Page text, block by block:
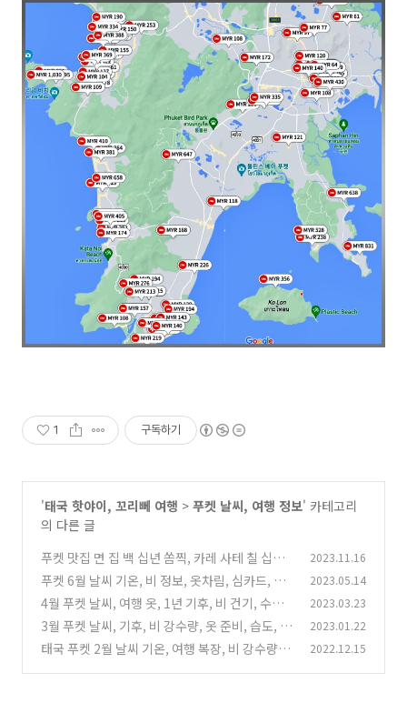
1 구독하기
'태국 핫야이, 꼬리뻬 여행 > 푸켓 날씨, 여행 정보' 카테고리
의 다른 글
푸켓 맛집 면 집 백 십년 쏨찍, 카레 사테 칠 십년
미톤포, 메뉴 종류, 가는 방법
(4)
2023.11.16
푸켓 6월 날씨 기온, 비 정보, 옷차림, 심카드, 숙
소 가격
(4)
2023.05.14
4월 푸켓 날씨, 여행 옷, 1년 기후, 비 건기, 수영
물 온도, esim, 항공료 정보 (2)
2023.03.23
3월 푸켓 날씨, 기후, 비 강수량, 옷 준비, 습도, 자
외선, 유심, 호텔 가격
(2)
2023.01.22
태국 푸켓 2월 날씨 기온, 여행 복장, 비 강수량,
2022.12.15